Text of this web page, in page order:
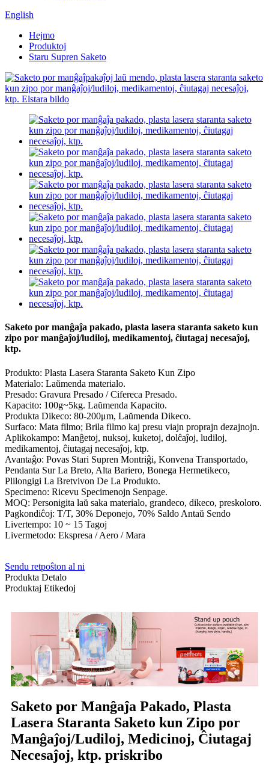
English
Hejmo
Produktoj
Staru Supren Saketo
Saketo por manĝaĵa pakado, plasta lasera staranta saketo kun
zipo por manĝaĵoj/ludiloj, medikamentoj, ĉiutagaj necesaĵoj,
ktp.
Produkto: Plasta Lasera Staranta Saketo Kun Zipo
Materialo: Laŭmenda materialo.
Presado: Gravura Presado / Cifereca Presado.
Kapacito: 100g~5kg. Laŭmenda Kapacito.
Produkta Dikeco: 80-200μm, Laŭmenda Dikeco.
Surfaco: Mata filmo; Brila filmo kaj presu viajn proprajn dezajnojn.
Aplikokampo: Manĝetoj, nuksoj, kuketoj, dolĉaĵoj, ludiloj,
medikamentoj, ĉiutagaj necesaĵoj, ktp.
Avantaĝo: Povas Stari Supren Montriĝi, Konvena Transportado,
Pendanta Sur La Breto, Alta Bariero, Bonega Hermetikeco,
Plilongigi La Bretvivon De La Produkto.
Specimeno: Ricevu Specimenojn Senpage.
MOQ: Personigita laŭ saka materialo, grandeco, dikeco, preskoloro.
Pagkondiĉoj: T/T, 30% Deponejo, 70% Saldo Antaŭ Sendo
Livertempo: 10 ~ 15 Tagoj
Livermetodo: Ekspresa / Aero / Mara
Sendu retpoŝton al ni
Produkta Detalo
Produktaj Etikedoj
Saketo por Manĝaĵa Pakado, Plasta
Lasera Staranta Saketo kun Zipo por
Manĝaĵoj/Ludiloj, Medicinoj, Ĉiutagaj
Necesaĵoj, ktp. priskribo